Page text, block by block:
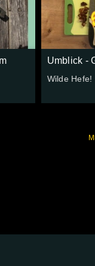
Umblick -
Wilde Hefe!